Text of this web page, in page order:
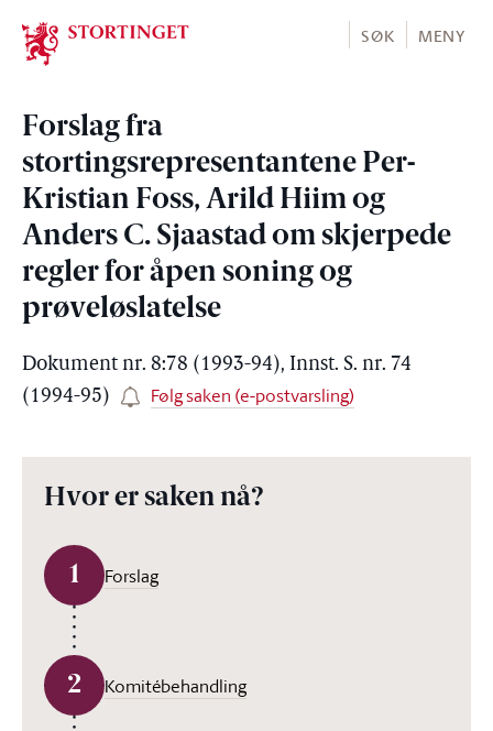
Stortinget.no
SØK MENY
Forslag fra
stortingsrepresentantene Per-
Kristian Foss, Arild Hiim og
Anders C. Sjaastad om skjerpede
regler for åpen soning og
prøveløslatelse
Dokument nr. 8:78 (1993-94), Innst. S. nr. 74
(1994-95)
Følg saken (e-postvarsling)
Hvor er saken nå?
1 Forslag
2 Komitébehandling